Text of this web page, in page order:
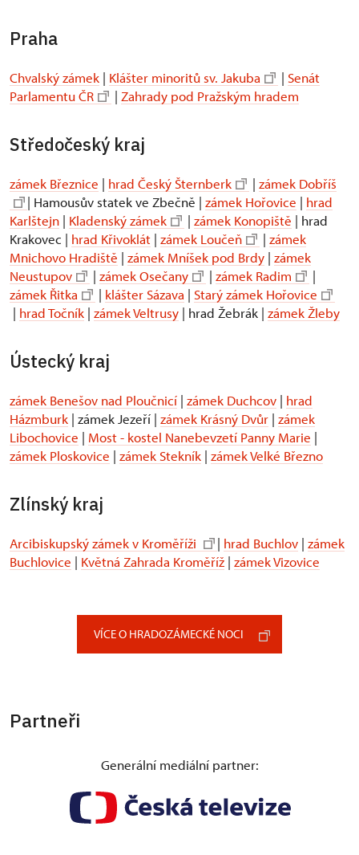
Praha
Chvalský zámek | Klášter minoritů sv. Jakuba | Senát
Parlamentu ČR
| Zahrady pod Pražským hradem
Středočeský kraj
zámek Březnice | hrad Český Šternberk | zámek Dobříš
| Hamousův statek ve Zbečně | zámek Hořovice | hrad
Karlštejn | Kladenský zámek | zámek Konopiště | hrad
Krakovec | hrad Křivoklát | zámek Loučeň | zámek
Mnichovo Hradiště | zámek Mníšek pod Brdy | zámek
Neustupov
| zámek Osečany | zámek Radim
|
zámek Řitka
| klášter Sázava | Starý zámek Hořovice
| hrad Točník | zámek Veltrusy | hrad Žebrák | zámek Žleby
Ústecký kraj
zámek Benešov nad Ploučnicí | zámek Duchcov | hrad
Házmburk | zámek Jezeří | zámek Krásný Dvůr | zámek
Libochovice | Most - kostel Nanebevzetí Panny Marie |
zámek Ploskovice | zámek Stekník | zámek Velké Březno
Zlínský kraj
Arcibiskupský zámek v Kroměříži | hrad Buchlov | zámek
Buchlovice | Květná Zahrada Kroměříž | zámek Vizovice
VÍCE O HRADOZÁMECKÉ NOCI
Partneři
Generální mediální partner: